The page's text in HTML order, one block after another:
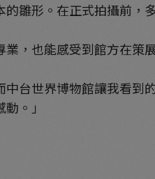
雛形。在正式拍攝前，
，也能感受到館方在策
台世界博物館讓我看到
。」